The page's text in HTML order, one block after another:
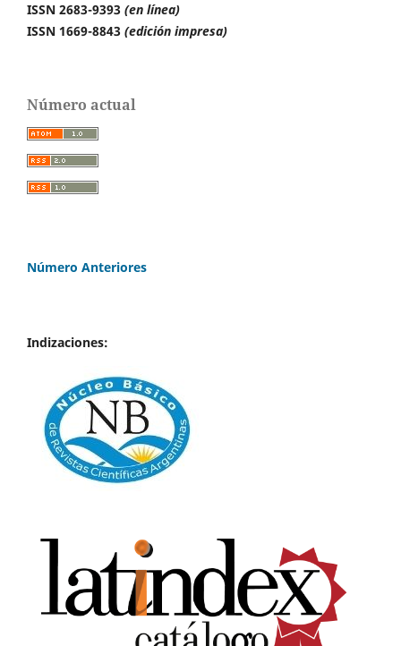
ISSN 2683-9393 (en línea)
ISSN 1669-8843 (edición impresa)
Número actual
Número Anteriores
Indizaciones: